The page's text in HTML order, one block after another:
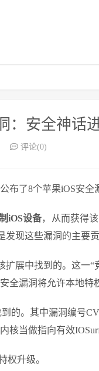
：安全神话
评论(0)
布了8个苹果iOS安全
iOS设备，从而获得
发现这些漏洞的主要贡
扩展中找到的。这一
全漏洞将允许本地特
的。其中漏洞编号
核当做指向有效
权升级。